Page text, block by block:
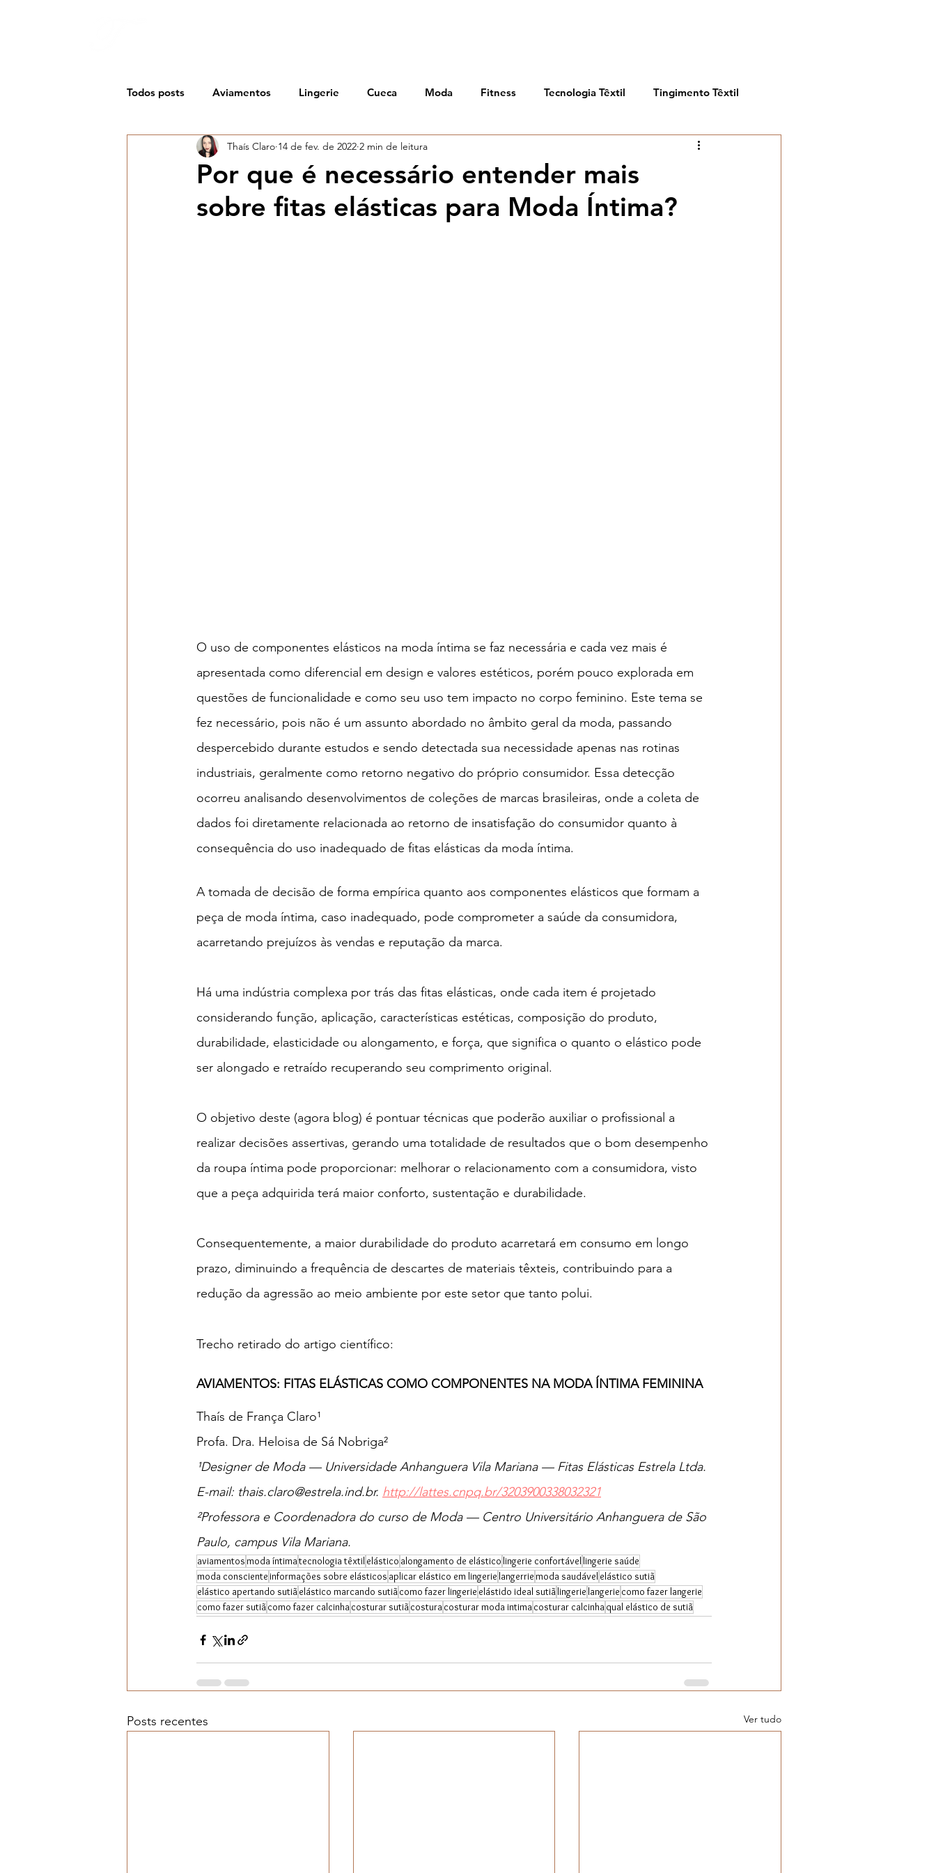
Todos posts Aviamentos Lingerie Cueca Moda Fitness Tecnologia Têxtil Tingimento Têxtil
Matéria-prima Tendência Estampa
Por que é necessário entender mais
sobre fitas elásticas para Moda Íntima?
Thaís Claro 14 de fev. de 2022 2 min de leitura
O uso de componentes elásticos na moda íntima se faz necessária e cada vez mais é
apresentada como diferencial em design e valores estéticos, porém pouco explorada em
questões de funcionalidade e como seu uso tem impacto no corpo feminino. Este tema se
fez necessário, pois não é um assunto abordado no âmbito geral da moda, passando
despercebido durante estudos e sendo detectada sua necessidade apenas nas rotinas
industriais, geralmente como retorno negativo do próprio consumidor. Essa detecção
ocorreu analisando desenvolvimentos de coleções de marcas brasileiras, onde a coleta de
dados foi diretamente relacionada ao retorno de insatisfação do consumidor quanto à
consequência do uso inadequado de fitas elásticas da moda íntima.
A tomada de decisão de forma empírica quanto aos componentes elásticos que formam a
peça de moda íntima, caso inadequado, pode comprometer a saúde da consumidora,
acarretando prejuízos às vendas e reputação da marca.
Há uma indústria complexa por trás das fitas elásticas, onde cada item é projetado
considerando função, aplicação, características estéticas, composição do produto,
durabilidade, elasticidade ou alongamento, e força, que significa o quanto o elástico pode
ser alongado e retraído recuperando seu comprimento original.
O objetivo deste (agora blog) é pontuar técnicas que poderão auxiliar o profissional a
realizar decisões assertivas, gerando uma totalidade de resultados que o bom desempenho
da roupa íntima pode proporcionar: melhorar o relacionamento com a consumidora, visto
que a peça adquirida terá maior conforto, sustentação e durabilidade.
Consequentemente, a maior durabilidade do produto acarretará em consumo em longo
prazo, diminuindo a frequência de descartes de materiais têxteis, contribuindo para a
redução da agressão ao meio ambiente por este setor que tanto polui.
Trecho retirado do artigo científico:
AVIAMENTOS: FITAS ELÁSTICAS COMO COMPONENTES NA MODA ÍNTIMA FEMININA
Thaís de França Claro¹
Profa. Dra. Heloisa de Sá Nobriga²
¹Designer de Moda — Universidade Anhanguera Vila Mariana — Fitas Elásticas Estrela Ltda.
E-mail: thais.claro@estrela.ind.br. http://lattes.cnpq.br/3203900338032321
²Professora e Coordenadora do curso de Moda — Centro Universitário Anhanguera de São
Paulo, campus Vila Mariana.
aviamentosmoda íntimatecnologia têxtilelástico alongamento de elástico lingerie confortávellingerie saúde
moda consciente informações sobre elásticos aplicar elástico em lingerie langerriemoda saudávelelástico sutiã
elástico apertando sutiãelástico marcando sutiãcomo fazer lingerie elástido ideal sutiãlingerie langerie como fazer langerie
como fazer sutiãcomo fazer calcinhacosturar sutiãcosturacosturar moda intimacosturar calcinhaqual elástico de sutiã
Posts recentes Ver tudo